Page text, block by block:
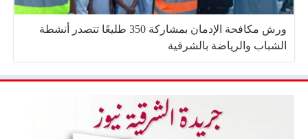
ورش مكافحة الإدمان بمشاركة 350 طليعًا تتصدر أنشطة
الشباب والرياضة بالشرقية